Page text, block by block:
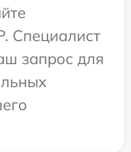
Специалист
запрос для